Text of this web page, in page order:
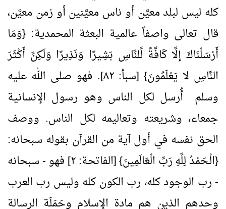
كله ليس لبلد معيَّن أو ناس معيَّنين أو زمن معيَّن،
قال تعالى واصفاً عالمية البعثة المحمدية: {وَمَا
أَرْسَلْنَاكَ إلَّا كَافَّةً لِّلنَّاسِ بَشِيرًا وَنَذِيرًا وَلَكِنَّ أَكْثَرَ
النَّاسِ لا يَعْلَمُونَ} [سبأ: ٨٢]. فهو صلى الله عليه
وسلم أُرسل لكل الناس وهو رسول الإنسانية
جمعاء، وشريعته وتعاليمه لكل الناس. ووصف
الحق نفسه في أول آية من القرآن بقوله سبحانه:
{الْـحَمْدُ لِلَّهِ رَبِّ الْعَالَمِينَ} [الفاتحة: ٢] فهو - سبحانه
- رب الوجود كله، رب الكون كله وليس رب العرب
وحدهم الذين هم مادة الإسلام وحَمَلَة الرسالة